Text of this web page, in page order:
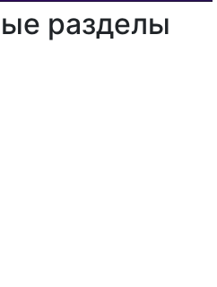
разделы